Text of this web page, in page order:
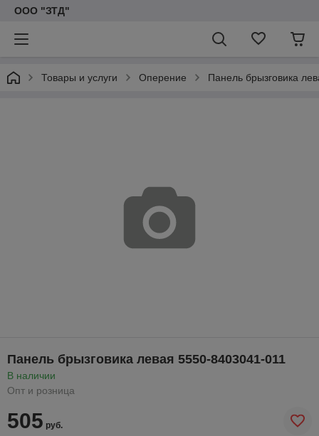
ООО "ЗТД"
Товары и услуги Оперение Панель брызговика
Панель брызговика левая 5550-8403041-011
В наличии
Опт и розница
505 руб.